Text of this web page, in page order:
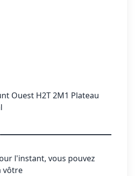
Ouest H2T 2M1 Plateau
l'instant, vous pouvez
vôtre